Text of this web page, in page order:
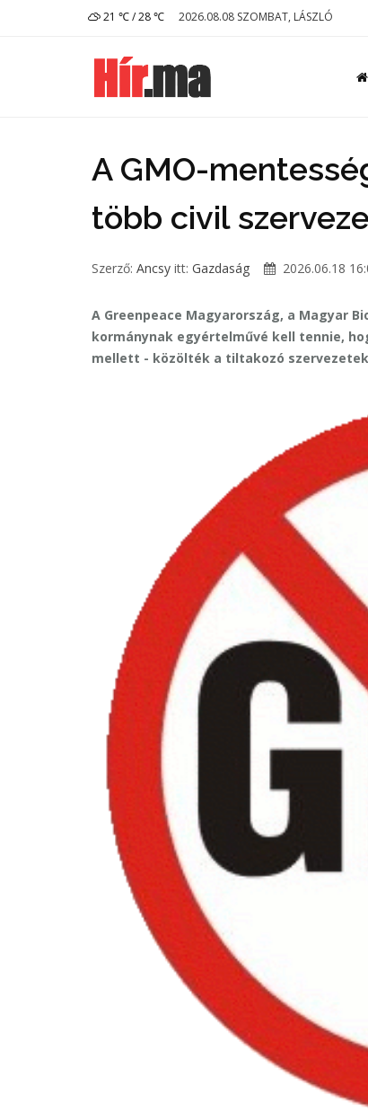
21 ℃ / 28 ℃ 2026.08.08 SZOMBAT, LÁSZLÓ
A GMO-
több civil
Szerző: Ancsy itt: Gazdaság 2026.06.18
A Greenpeace Magyarország, a Magyar
kormánynak egyértelművé kell tennie,
mellett - közölték a tiltakozó